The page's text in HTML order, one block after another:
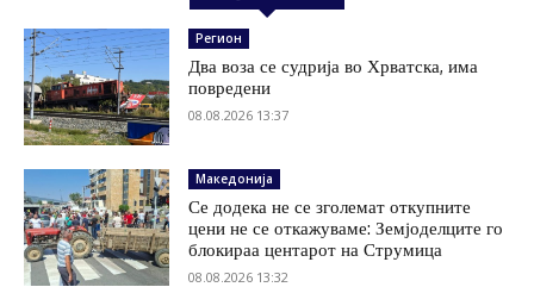
Регион
Два воза се судрија во Хрватска, има
повредени
08.08.2026 13:37
Македонија
Се додека не се зголемат откупните
цени не се откажуваме: Земјоделците го
блокираа центарот на Струмица
08.08.2026 13:32